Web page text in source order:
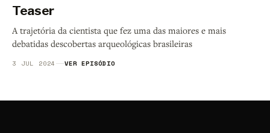
Teaser
A trajetória da cientista que fez uma das maiores e mais
debatidas descobertas arqueológicas brasileiras
3 JUL 2024 VER EPISÓDIO